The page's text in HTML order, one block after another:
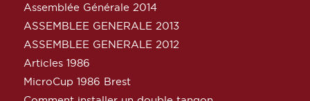
Assemblée Générale 2014
ASSEMBLEE GENERALE 2013
ASSEMBLEE GENERALE 2012
Articles 1986
MicroCup 1986 Brest